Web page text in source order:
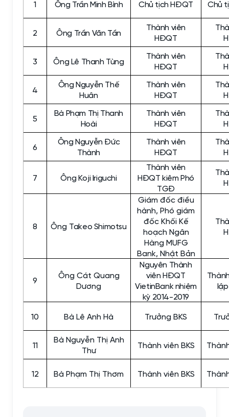
1 Ông Trần Minh Bình Chủ tịch HĐQT Chủ
2 Ông Trần Văn Tần
Thành viên
HĐQT
3 Ông Lê Thanh Tùng
Thành viên
HĐQT
4
Ông Nguyễn Thế
Huân
Thành viên
HĐQT
5
Bà Phạm Thị Thanh
Hoài
Thành viên
HĐQT
6
Ông Nguyễn Đức
Thành
Thành viên
HĐQT
7 Ông Koji Iriguchi
Thành viên
HĐQT kiêm Phó
TGĐ
8 Ông Takeo Shimotsu
Giám đốc điều
hành, Phó giám
đốc Khối Kế
hoạch Ngân
Hàng MUFG
Bank, Nhật Bản
9
Ông Cát Quang
Dương
Nguyên Thành
viên HĐQT
VietinBank nhiệm
kỳ 2014-2019
10 Bà Lê Anh Hà Trưởng BKS
11
Bà Nguyễn Thị Anh
Thư
Thành viên BKS
12 Bà Phạm Thị Thơm Thành viên BKS